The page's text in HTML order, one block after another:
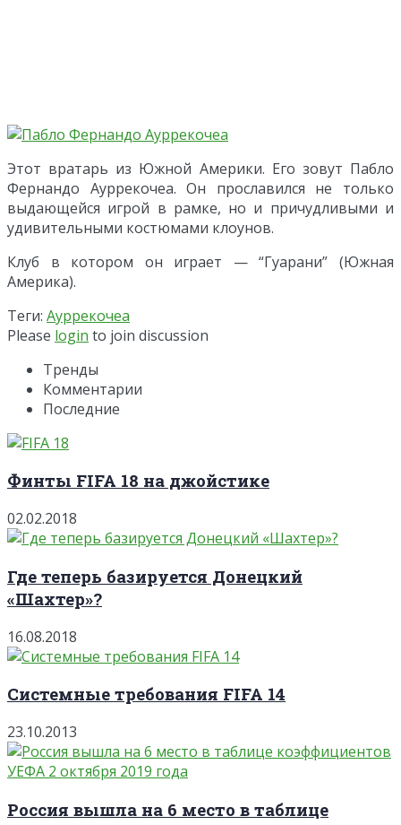
Этот вратарь из Южной Америки. Его зовут Пабло
Фернандо Ауррекочеа. Он прославился не только
выдающейся игрой в рамке, но и причудливыми и
удивительными костюмами клоунов.
Клуб в котором он играет — “Гуарани” (Южная
Америка).
Теги: Ауррекочеа
Please login to join discussion
Тренды
Комментарии
Последние
Финты FIFA 18 на джойстике
02.02.2018
Где теперь базируется Донецкий
«Шахтер»?
16.08.2018
Системные требования FIFA 14
23.10.2013
Россия вышла на 6 место в таблице